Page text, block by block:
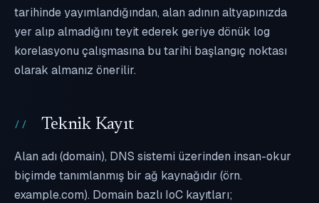
tarihinde yayımlandığından, alan adının altyapınızda
yer alıp almadığını teyit ederek geriye dönük log
korelasyonu çalışmasına bu tarihi başlangıç noktası
olarak almanız önerilir.
Teknik Kayıt
Alan adı (domain), DNS sistemi üzerinden insan-okur
biçimde tanımlanmış bir ağ kaynağıdır (örn.
example.com). Domain bazlı IoC kayıtları;